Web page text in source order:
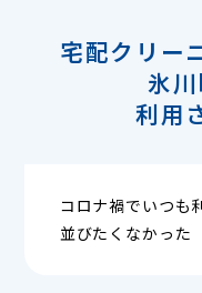
宅配クリー
氷
利用
コロナ禍でいつも
並びたくなかった